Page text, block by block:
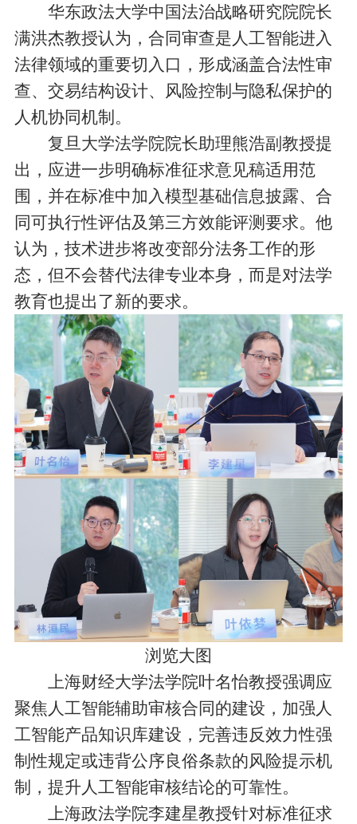
华东政法大学中国法治战略研究院院长
满洪杰教授认为，合同审查是人工智能进入
法律领域的重要切入口，形成涵盖合法性审
查、交易结构设计、风险控制与隐私保护的
人机协同机制。
复旦大学法学院院长助理熊浩副教授提
出，应进一步明确标准征求意见稿适用范
围，并在标准中加入模型基础信息披露、合
同可执行性评估及第三方效能评测要求。他
认为，技术进步将改变部分法务工作的形
态，但不会替代法律专业本身，而是对法学
教育也提出了新的要求。
浏览大图
上海财经大学法学院叶名怡教授强调应
聚焦人工智能辅助审核合同的建设，加强人
工智能产品知识库建设，完善违反效力性强
制性规定或违背公序良俗条款的风险提示机
制，提升人工智能审核结论的可靠性。
上海政法学院李建星教授针对标准征求